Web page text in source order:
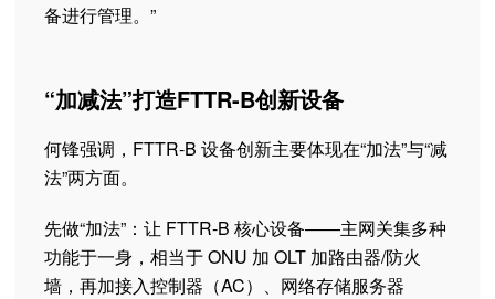
备进行管理。”
“加减法”打造FTTR-B创新设备
何锋强调，FTTR-B 设备创新主要体现在“加法”与“减
法”两方面。
先做“加法”：让 FTTR-B 核心设备——主网关集多种
功能于一身，相当于 ONU 加 OLT 加路由器/防火
墙，再加接入控制器（AC）、网络存储服务器